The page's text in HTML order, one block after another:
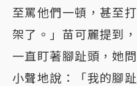
至罵他們一頓，甚至
架了。」苗可麗提到
一直盯著腳趾頭，她
小聲地說：「我的腳